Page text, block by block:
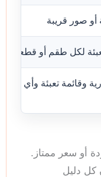
أو صور قريبة
لكل طقم أو قطعة
وقائمة تعبئة وأي
أو سعر ممتاز.
كل دليل